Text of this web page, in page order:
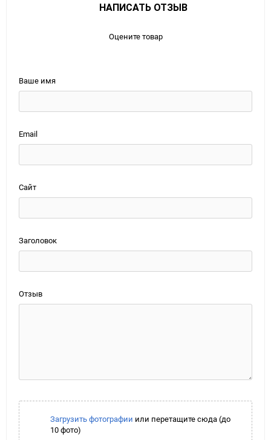
НАПИСАТЬ ОТЗЫВ
Оцените товар
Ваше имя
Email
Сайт
Заголовок
Отзыв
Загрузить фотографии или перетащите сюда (до
10 фото)